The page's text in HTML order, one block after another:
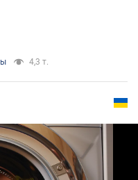
4,3 т.